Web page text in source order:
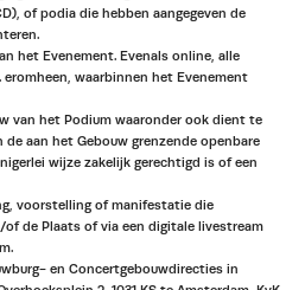
of podia die hebben aangegeven de
het Evenement. Evenals online, alle
waarbinnen het Evenement
van het Podium waaronder ook dient te
aan het Gebouw grenzende openbare
wijze zakelijk gerechtigd is of een
voorstelling of manifestatie die
de Plaats of via een digitale livestream
en Concertgebouwdirecties in